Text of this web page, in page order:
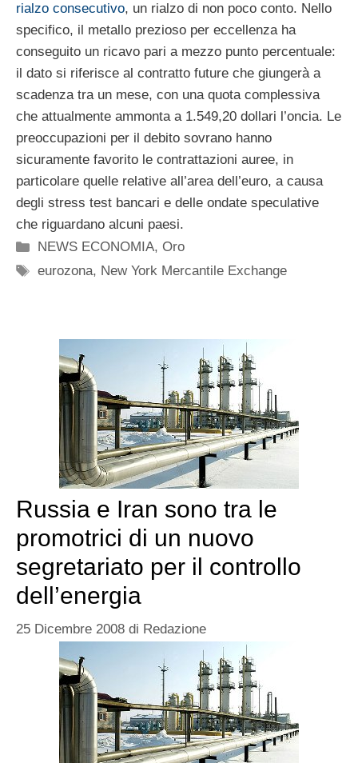
rialzo consecutivo, un rialzo di non poco conto. Nello
specifico, il metallo prezioso per eccellenza ha
conseguito un ricavo pari a mezzo punto percentuale:
il dato si riferisce al contratto future che giungerà a
scadenza tra un mese, con una quota complessiva
che attualmente ammonta a 1.549,20 dollari l’oncia. Le
preoccupazioni per il debito sovrano hanno
sicuramente favorito le contrattazioni auree, in
particolare quelle relative all’area dell’euro, a causa
degli stress test bancari e delle ondate speculative
che riguardano alcuni paesi.
Categorie
NEWS ECONOMIA,Oro
Tag
eurozona, New York Mercantile Exchange
Russia e Iran sono tra le
promotrici di un nuovo
segretariato per il controllo
dell’energia
25 Dicembre 2008 di Redazione